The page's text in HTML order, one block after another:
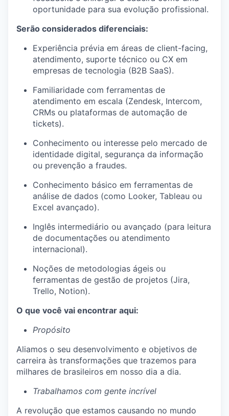
oportunidade para sua evolução profissional.
Serão considerados diferenciais:
Experiência prévia em áreas de client-facing,
atendimento, suporte técnico ou CX em
empresas de tecnologia (B2B SaaS).
Familiaridade com ferramentas de
atendimento em escala (Zendesk, Intercom,
CRMs ou plataformas de automação de
tickets).
Conhecimento ou interesse pelo mercado de
identidade digital, segurança da informação
ou prevenção a fraudes.
Conhecimento básico em ferramentas de
análise de dados (como Looker, Tableau ou
Excel avançado).
Inglês intermediário ou avançado (para leitura
de documentações ou atendimento
internacional).
Noções de metodologias ágeis ou
ferramentas de gestão de projetos (Jira,
Trello, Notion).
O que você vai encontrar aqui:
Propósito
Aliamos o seu desenvolvimento e objetivos de
carreira às transformações que trazemos para
milhares de brasileiros em nosso dia a dia.
Trabalhamos com gente incrível
A revolução que estamos causando no mundo